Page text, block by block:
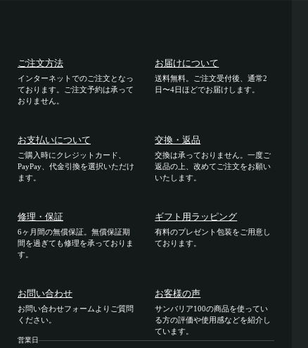
ご注文方法
インターネットでのご注文となっ
ております。ご注文予約は承って
おりません。
お届けについて
送料無料。ご注文受付後、通常2
日〜4日ほどでお届けします。
お支払いについて
ご購入時にクレジットカード、
PayPay、代金引換を選択いただけ
ます。
交換・返品
交換は承っておりません。一度ご
返品の上、改めてご注文をお願い
いたします。
修理・保証
6ヶ月間の無償保証。無償保証期
間を過ぎても修理を承っておりま
す。
ギフト用ラッピング
有料のプレゼント包装をご用意し
ております。
お問い合わせ
お問い合わせフォームよりご質問
ください。
お客様の声
サンバリア100の商品を使ってい
る方の評価や使用感などを紹介し
ています。
営業日